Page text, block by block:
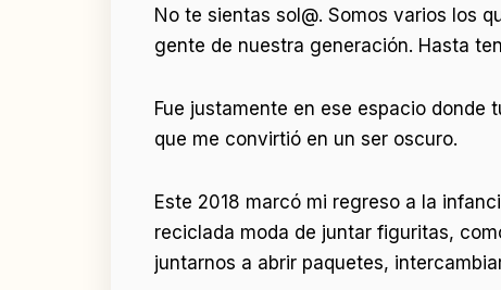
No te sientas sol@. Somos varios los
gente de nuestra generación. Hasta
Fue justamente en ese espacio
que me convirtió en un ser oscuro.
Este 2018 marcó mi regreso a la
reciclada moda de juntar figuritas,
juntarnos a abrir paquetes,